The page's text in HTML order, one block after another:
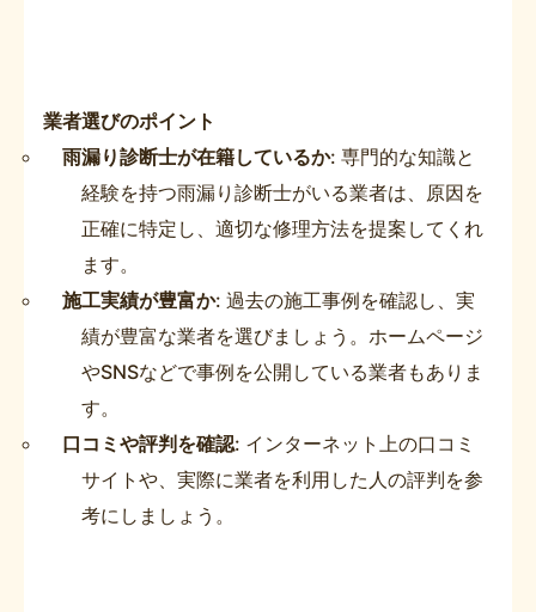
業者選びのポイント
雨漏り診断士が在籍しているか: 専門的な知識と
経験を持つ雨漏り診断士がいる業者は、原因を
正確に特定し、適切な修理方法を提案してくれ
ます。
施工実績が豊富か: 過去の施工事例を確認し、実
績が豊富な業者を選びましょう。ホームページ
やSNSなどで事例を公開している業者もありま
す。
口コミや評判を確認: インターネット上の口コミ
サイトや、実際に業者を利用した人の評判を参
考にしましょう。